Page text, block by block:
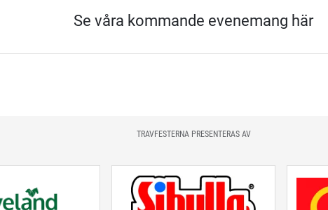
Se våra kommande evenemang här
TRAVFESTERNA PRESENTERAS AV